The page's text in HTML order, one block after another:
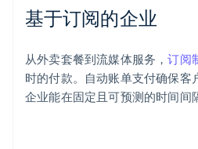
基于订阅的企业
从外卖套餐到流媒体服务，订阅
时的付款。自动账单支付确保客
企业能在固定且可预测的时间间